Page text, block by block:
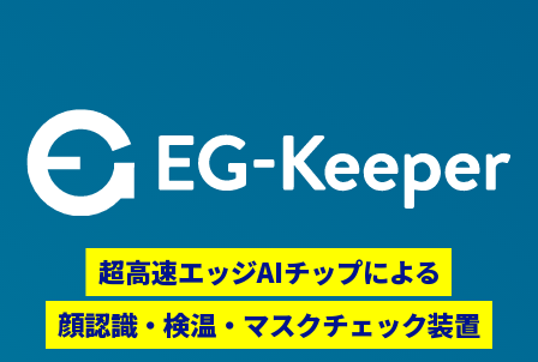
超高速エッジAIチップによる
顔認識・検温・マスクチェック装置